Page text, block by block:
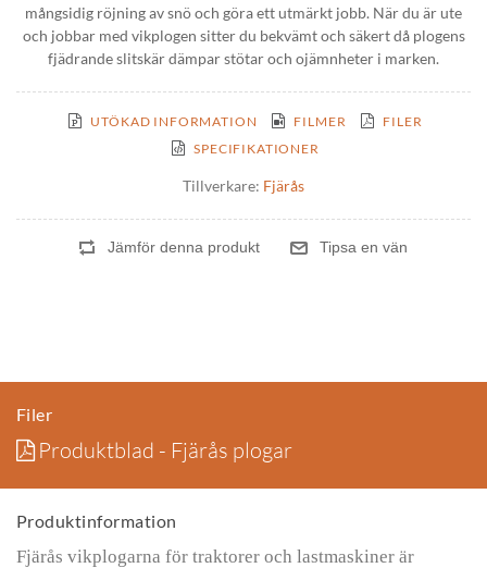
mångsidig röjning av snö och göra ett utmärkt jobb. När du är ute
och jobbar med vikplogen sitter du bekvämt och säkert då plogens
fjädrande slitskär dämpar stötar och ojämnheter i marken.
UTÖKAD INFORMATION FILMER
FILER
SPECIFIKATIONER
Tillverkare: Fjärås
Filer
Produktblad - Fjärås plogar
Produktinformation
Fjärås vikplogarna för traktorer och lastmaskiner är